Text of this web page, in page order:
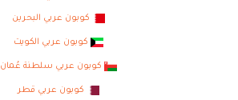
كوبون عربي البحرين
كوبون عربي الكويت
كوبون عربي سلطنة عُمان
كوبون عربي قطر